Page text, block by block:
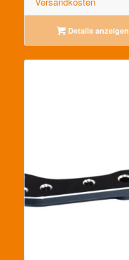
Details anzeigen